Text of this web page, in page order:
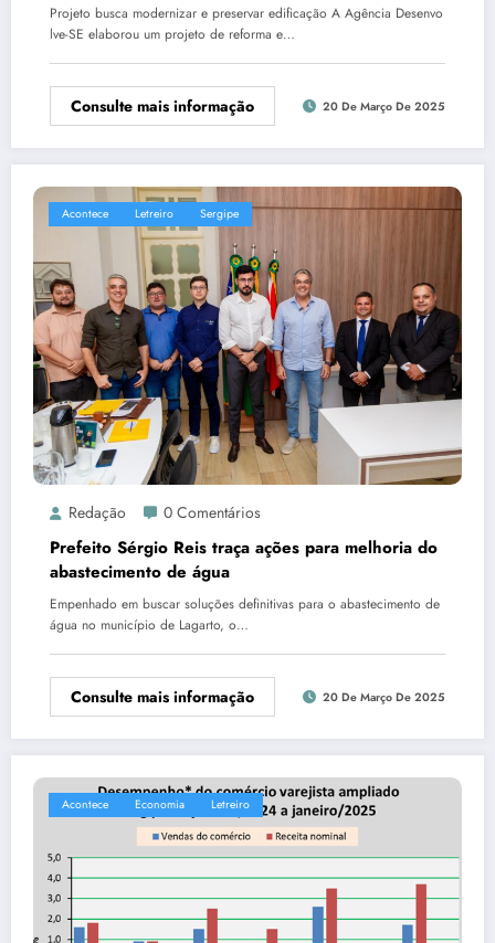
Projeto busca modernizar e preservar edificação A Agência Desenvo
lve-SE elaborou um projeto de reforma e…
Consulte mais informação 20 De Março De 2025
Acontece Letreiro Sergipe
Redação 0 Comentários
Prefeito Sérgio Reis traça ações para melhoria do
abastecimento de água
Empenhado em buscar soluções definitivas para o abastecimento de
água no município de Lagarto, o…
Consulte mais informação 20 De Março De 2025
Acontece Economia Letreiro